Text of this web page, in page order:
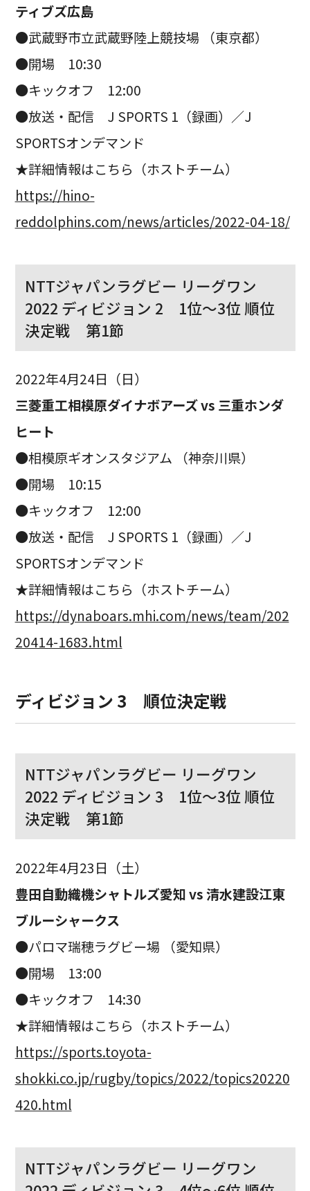
ティブズ広島
●武蔵野市立武蔵野陸上競技場 （東京都）
●開場 10:30
●キックオフ 12:00
●放送・配信 J SPORTS 1（録画）／J
SPORTSオンデマンド
★詳細情報はこちら（ホストチーム）
https://hino-
reddolphins.com/news/articles/2022-04-18/
NTTジャパンラグビー リーグワン
2022 ディビジョン 2 1位〜3位 順位
決定戦 第1節
2022年4月24日（日）
三菱重工相模原ダイナボアーズ vs 三重ホンダ
ヒート
●相模原ギオンスタジアム （神奈川県）
●開場 10:15
●キックオフ 12:00
●放送・配信 J SPORTS 1（録画）／J
SPORTSオンデマンド
★詳細情報はこちら（ホストチーム）
https://dynaboars.mhi.com/news/team/202
20414-1683.html
ディビジョン 3 順位決定戦
NTTジャパンラグビー リーグワン
2022 ディビジョン 3 1位〜3位 順位
決定戦 第1節
2022年4月23日（土）
豊田自動織機シャトルズ愛知 vs 清水建設江東
ブルーシャークス
●パロマ瑞穂ラグビー場 （愛知県）
●開場 13:00
●キックオフ 14:30
★詳細情報はこちら（ホストチーム）
https://sports.toyota-
shokki.co.jp/rugby/topics/2022/topics20220
420.html
NTTジャパンラグビー リーグワン